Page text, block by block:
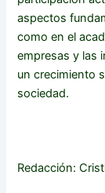
aspectos
como en el
empresas y las
un crecimiento
sociedad.
Redacción: